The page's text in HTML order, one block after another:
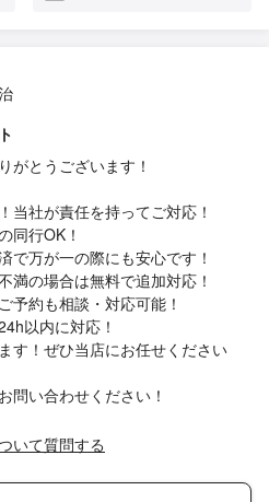
がとうございます！
当社が責任を持ってご対応！
同行OK！
で万が一の際にも安心です！
満の場合は無料で追加対応！
予約も相談・対応可能！
以内に対応！
す！ぜひ当店にお任せください
問い合わせください！
いて質問する